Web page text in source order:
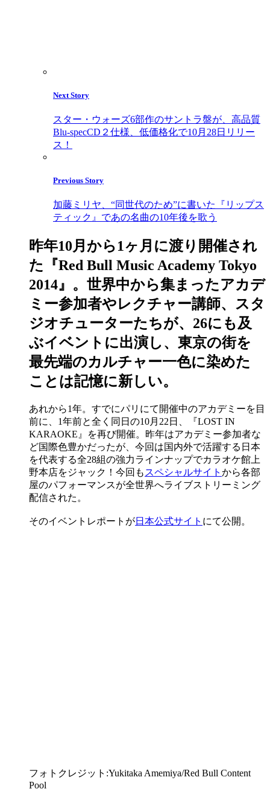
Next Story
スター・ウォーズ6部作のサントラ盤が、高品質
Blu-specCD２仕様、低価格化で10月28日リリー
ス！
Previous Story
加藤ミリヤ、“同世代のため”に書いた『リップス
ティック』であの名曲の10年後を歌う
昨年10月から1ヶ月に渡り開催され
た『Red Bull Music Academy Tokyo
2014』。世界中から集まったアカデ
ミー参加者やレクチャー講師、スタ
ジオチューターたちが、26にも及
ぶイベントに出演し、東京の街を
最先端のカルチャー一色に染めた
ことは記憶に新しい。
あれから1年。すでにパリにて開催中のアカデミーを目
前に、1年前と全く同日の10月22日、『LOST IN
KARAOKE』を再び開催。昨年はアカデミー参加者な
ど国際色豊かだったが、今回は国内外で活躍する日本
を代表する全28組の強力ラインナップでカラオケ館上
野本店をジャック！今回も スペシャルサイト から各部
屋のパフォーマンスが全世界へライブストリーミング
配信された。
そのイベントレポートが日本公式サイト にて公開。
フォトクレジット:Yukitaka Amemiya/Red Bull Content
Pool